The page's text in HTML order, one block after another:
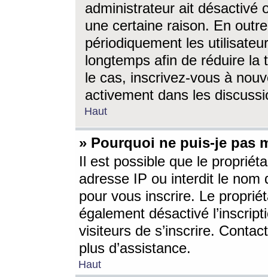
administrateur ait désactivé
une certaine raison. En
périodiquement les
longtemps afin de réduire la
le cas, inscrivez-vous à
activement dans les
Haut
» Pourquoi ne puis-je pas
Il est possible que le
adresse IP ou interdit le nom
pour vous inscrire. Le
également désactivé
visiteurs de s’inscrire.
plus d’assistance.
Haut